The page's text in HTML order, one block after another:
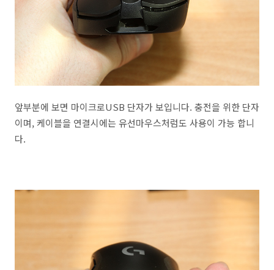
앞부분에 보면 마이크로USB 단자가 보입니다. 충전을 위한 단자
이며, 케이블을 연결시에는 유선마우스처럼도 사용이 가능 합니
다.